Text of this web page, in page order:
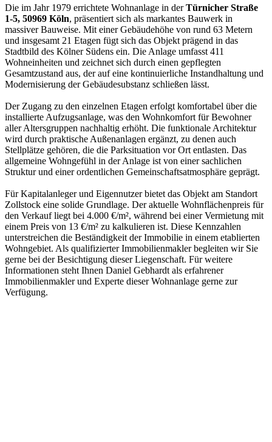
Die im Jahr 1979 errichtete Wohnanlage in derTürnicher Straße
1-5, 50969 Köln, präsentiert sich als markantes Bauwerk in
massiver Bauweise. Mit einer Gebäudehöhe von rund 63 Metern
und insgesamt 21 Etagen fügt sich das Objekt prägend in das
Stadtbild des Kölner Südens ein. Die Anlage umfasst 411
Wohneinheiten und zeichnet sich durch einen gepflegten
Gesamtzustand aus, der auf eine kontinuierliche Instandhaltung und
Modernisierung der Gebäudesubstanz schließen lässt.
Der Zugang zu den einzelnen Etagen erfolgt komfortabel über die
installierte Aufzugsanlage, was den Wohnkomfort für Bewohner
aller Altersgruppen nachhaltig erhöht. Die funktionale Architektur
wird durch praktische Außenanlagen ergänzt, zu denen auch
Stellplätze gehören, die die Parksituation vor Ort entlasten. Das
allgemeine Wohngefühl in der Anlage ist von einer sachlichen
Struktur und einer ordentlichen Gemeinschaftsatmosphäre geprägt.
Für Kapitalanleger und Eigennutzer bietet das Objekt am Standort
Zollstock eine solide Grundlage. Der aktuelle Wohnflächenpreis für
den Verkauf liegt bei 4.000 €/m², während bei einer Vermietung mit
einem Preis von 13 €/m² zu kalkulieren ist. Diese Kennzahlen
unterstreichen die Beständigkeit der Immobilie in einem etablierten
Wohngebiet. Als qualifizierter Immobilienmakler begleiten wir Sie
gerne bei der Besichtigung dieser Liegenschaft. Für weitere
Informationen steht Ihnen Daniel Gebhardt als erfahrener
Immobilienmakler und Experte dieser Wohnanlage gerne zur
Verfügung.